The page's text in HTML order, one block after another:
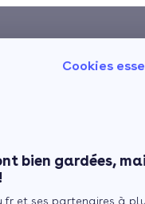
Cookies
bien gardées,
et ses partenaires à
l'obtenir ?
Chauffage
Poêle à